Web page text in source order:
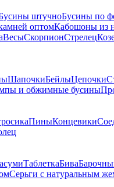
штучноБусины по
оптомКабошоны из
ВесыСкорпионСтрелец
ШапочкиБейлыЦепочки
и обжимные бусины
ПиныКонцевики
ТаблеткаБива
Серьги с натуральным